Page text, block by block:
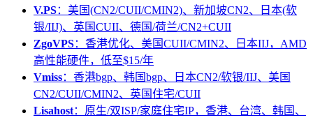
V.PS：美国(CN2/CUII/CMIN2)、新加坡CN2、日本(软
银/IIJ)、英国CUII、德国/荷兰/CN2+CUII
ZgoVPS：香港优化、美国CUII/CMIN2、日本IIJ，AMD
高性能硬件，低至$15/年
Vmiss：香港bgp、韩国bgp、日本CN2/软银/IIJ、美国
CN2/CUII/CMIN2、英国住宅/CUII
Lisahost：原生/双ISP/家庭住宅IP，香港、台湾、韩国、